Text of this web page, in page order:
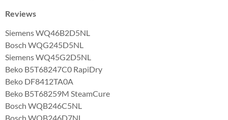
Reviews
Siemens WQ46B2D5NL
Bosch WQG245D5NL
Siemens WQ45G2D5NL
Beko B5T68247C0 RapiDry
Beko DF8412TA0A
Beko B5T68259M SteamCure
Bosch WQB246C5NL
Bosch WQB246D7NL